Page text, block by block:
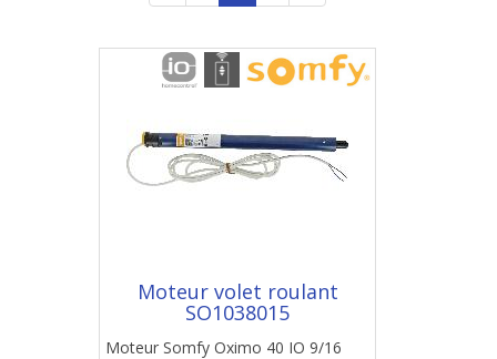
Moteur volet roulant
SO1038015
Moteur Somfy Oximo 40 IO 9/16